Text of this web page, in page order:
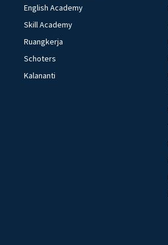
English Academy
Skill Academy
Ruangkerja
Schoters
Kalananti